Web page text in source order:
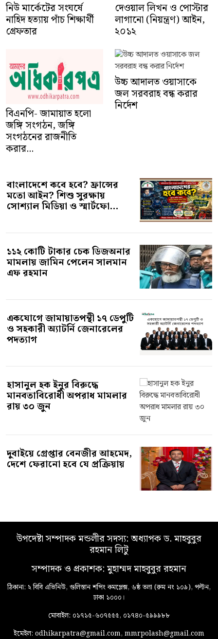
নিউ মার্কেটের সংঘর্ষে
নাহিদ হত্যায় পাঁচ শিক্ষার্থী
গ্রেফতার
দেওয়াল লিখন ও পোস্টার
লাগানো (নিয়ন্ত্রণ) আইন,
২০১২
বিএনপি- জামায়াত হলো
জঙ্গি সংগঠন, জঙ্গি
সংগঠনের রাজনীতি
করার...
উচ্চ আদালত ওয়াসাকে
জল সরবরাহ বন্ধ করার
নির্দেশ
সোশ্যাল মিডিয়া ও স্মার্টফো...
১১২ কোটি টাকার চেক ডিজঅনার
মামলায় জামিন পেলেন সালমান
এফ রহমান
একযোগে জামায়াতপন্থী ১৭ ডেপুটি
ও সহকারী অ্যাটর্নি জেনারেলের
পদত্যাগ
হাসানুল হক ইনুর বিরুদ্ধে
মানবতাবিরোধী অপরাধ মামলার
রায় ৩০ জুন
দুবাইয়ে গ্রেপ্তার বেনজীর আহমেদ,
দেশে ফেরানো হবে যে প্রক্রিয়ায়
উপদেষ্টা সম্পাদক মন্ডলীর সদস্য: অধ্যাপক ড. মাহবুবুর
রহমান লিটু
সম্পাদক ও প্রকাশক: মুহাম্মদ মাহবুবুর রহমান
ঠিকানা: ২ বিবি এভিনিউ, গুলিস্তান শপিং কমপ্লেক্স, ৬ষ্ঠ তলা (রুম নং ১০৯), পল্টন,
ঢাকা ১০০০।
মোবাইল: ০১৭১৫-৬০৭৫৫৫, ০১৭৪০-৫৯৯৯৮৮
ইমেইল: odhikarpatra@gmail.com, mmrpolash@gmail.com